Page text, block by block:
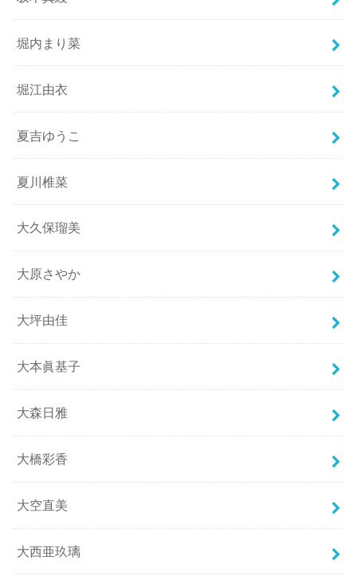
堀内まり菜
堀江由衣
夏吉ゆうこ
夏川椎菜
大久保瑠美
大原さやか
大坪由佳
大本眞基子
大森日雅
大橋彩香
大空直美
大西亜玖璃